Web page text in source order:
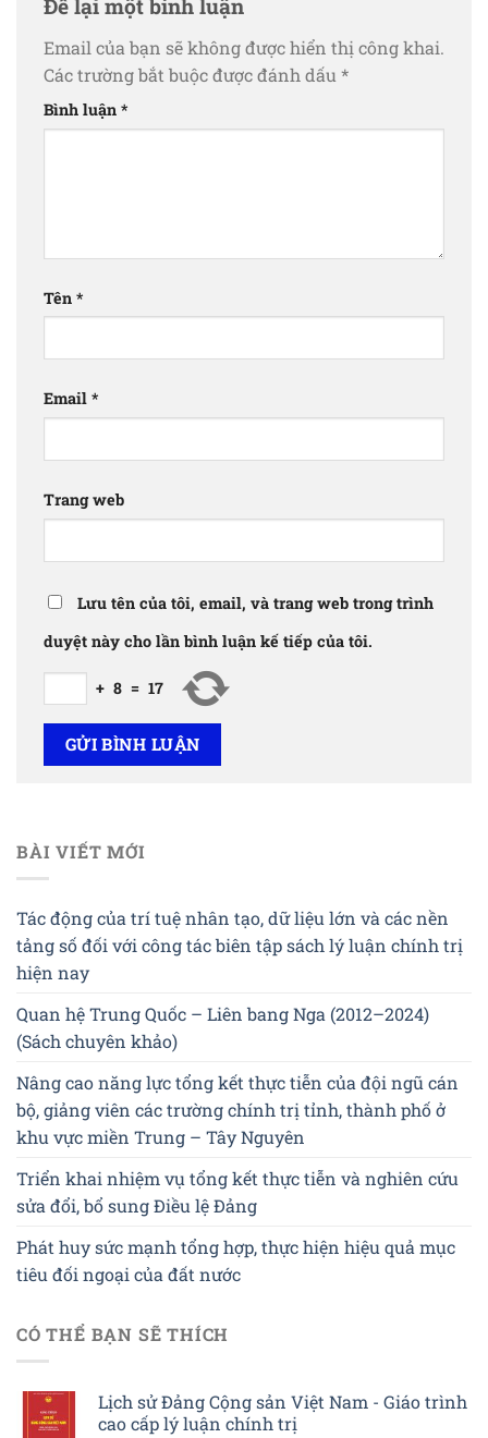
Để lại một bình luận
Email của bạn sẽ không được hiển thị công khai.
Các trường bắt buộc được đánh dấu *
Bình luận *
Tên *
Email *
Trang web
Lưu tên của tôi, email, và trang web trong trình
duyệt này cho lần bình luận kế tiếp của tôi.
+ 8 = 17
BÀI VIẾT MỚI
Tác động của trí tuệ nhân tạo, dữ liệu lớn và các nền
tảng số đối với công tác biên tập sách lý luận chính trị
hiện nay
Quan hệ Trung Quốc – Liên bang Nga (2012–2024)
(Sách chuyên khảo)
Nâng cao năng lực tổng kết thực tiễn của đội ngũ cán
bộ, giảng viên các trường chính trị tỉnh, thành phố ở
khu vực miền Trung – Tây Nguyên
Triển khai nhiệm vụ tổng kết thực tiễn và nghiên cứu
sửa đổi, bổ sung Điều lệ Đảng
Phát huy sức mạnh tổng hợp, thực hiện hiệu quả mục
tiêu đối ngoại của đất nước
CÓ THỂ BẠN SẼ THÍCH
Lịch sử Đảng Cộng sản Việt Nam - Giáo trình
cao cấp lý luận chính trị